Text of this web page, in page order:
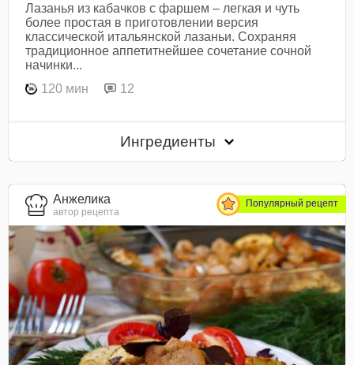
Лазанья из кабачков с фаршем – легкая и чуть
более простая в приготовлении версия
классической итальянской лазаньи. Сохраняя
традиционное аппетитнейшее сочетание сочной
начинки...
120 мин
12
Ингредиенты
Анжелика
автор рецепта
Популярный рецепт